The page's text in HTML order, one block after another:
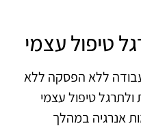
טיפול עצמי
ללא הפסקה ללא
טיפול עצמי
אנרגיה במהלך